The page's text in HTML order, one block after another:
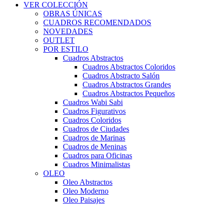
VER COLECCIÓN
OBRAS ÚNICAS
CUADROS RECOMENDADOS
NOVEDADES
OUTLET
POR ESTILO
Cuadros Abstractos
Cuadros Abstractos Coloridos
Cuadros Abstracto Salón
Cuadros Abstractos Grandes
Cuadros Abstractos Pequeños
Cuadros Wabi Sabi
Cuadros Figurativos
Cuadros Coloridos
Cuadros de Ciudades
Cuadros de Marinas
Cuadros de Meninas
Cuadros para Oficinas
Cuadros Minimalistas
OLEO
Oleo Abstractos
Oleo Moderno
Oleo Paisajes